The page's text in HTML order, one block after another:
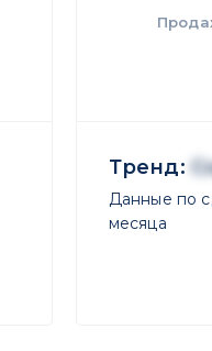
Тренд:
Данные по
месяца